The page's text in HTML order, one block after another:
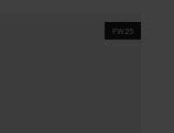
FW25